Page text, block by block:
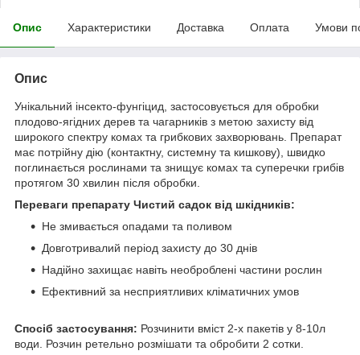
Опис Характеристики Доставка Оплата Умови
Опис
Унікальний інсекто-фунгіцид, застосовується для обробки
плодово-ягідних дерев та чагарників з метою захисту від
широкого спектру комах та грибкових захворювань. Препарат
має потрійну дію (контактну, системну та кишкову), швидко
поглинається рослинами та знищує комах та суперечки грибів
протягом 30 хвилин після обробки.
Переваги препарату Чистий садок від шкідників:
Не змивається опадами та поливом
Довготривалий період захисту до 30 днів
Надійно захищає навіть необроблені частини рослин
Ефективний за несприятливих кліматичних умов
Спосіб застосування: Розчинити вміст 2-х пакетів у 8-10л
води. Розчин ретельно розмішати та обробити 2 сотки.